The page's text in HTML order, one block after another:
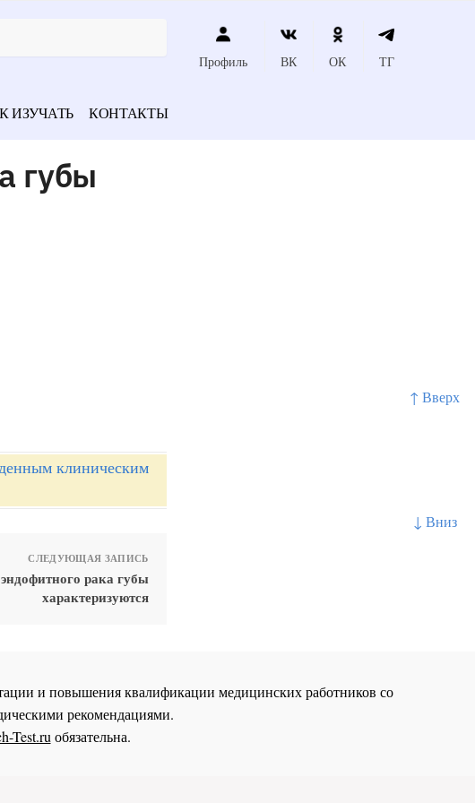
↑ Вверх
↓ Вниз
Профиль ВК ОК ТГ
ИЗУЧАТЬ КОНТАКТЫ
губы
клиническим
СЛЕДУЮЩАЯ ЗАПИСЬ
рака губы
характеризуются
и повышения квалификации медицинских работников со
рекомендациями.
Test.ruобязательна.